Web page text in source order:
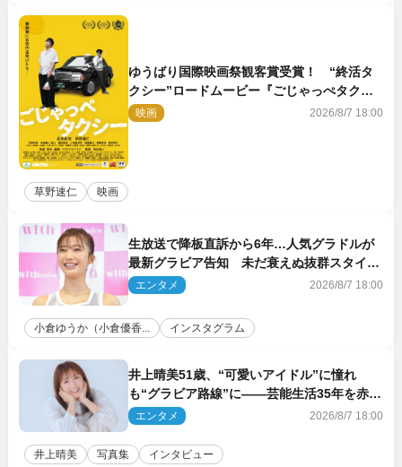
ゆうばり国際映画祭観客賞受賞！ “終活タ
クシー”ロードムービー『ごじゃっぺタクシ
ー』10月公開＆予告解禁
映画 2026/8/7 18:00
草野速仁 映画
生放送で降板直訴から6年…人気グラドルが
最新グラビア告知 未だ衰えぬ抜群スタイル
に反響
エンタメ 2026/8/7 18:00
小倉ゆうか（小倉優香... インスタグラム
井上晴美51歳、“可愛いアイドル”に憧れ
も“グラビア路線”に――芸能生活35年を赤
裸々に語る 27年ぶりに写真集発売
エンタメ 2026/8/7 18:00
井上晴美 写真集 インタビュー